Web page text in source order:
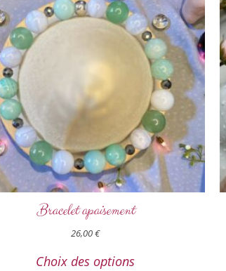
Bracelet apaisement
26,00€
Choix des options